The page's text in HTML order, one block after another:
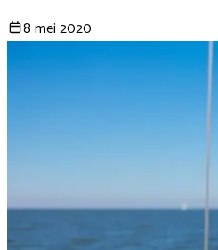
8 mei 2020